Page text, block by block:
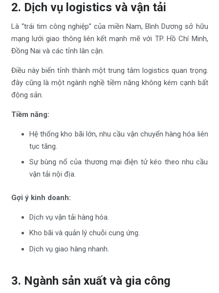
2. Dịch vụ logistics và vận tải
Là “trái tim công nghiệp” của miền Nam, Bình Dương sở hữu
mạng lưới giao thông liên kết mạnh mẽ với TP. Hồ Chí Minh,
Đồng Nai và các tỉnh lân cận.
Điều này biến tỉnh thành một trung tâm logistics quan trọng.
đây cũng là một ngành nghề tiềm năng không kém cạnh bất
động sản.
Tiềm năng:
Hệ thống kho bãi lớn, nhu cầu vận chuyển hàng hóa liên
tục tăng.
Sự bùng nổ của thương mại điện tử kéo theo nhu cầu
vận tải nội địa.
Gợi ý kinh doanh:
Dịch vụ vận tải hàng hóa.
Kho bãi và quản lý chuỗi cung ứng.
Dịch vụ giao hàng nhanh.
3. Ngành sản xuất và gia công